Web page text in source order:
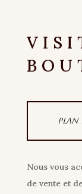
Plan
Nous vous
de vente et